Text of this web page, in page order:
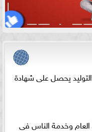
يحصل على شهادة
العام وخدمة الناس فى